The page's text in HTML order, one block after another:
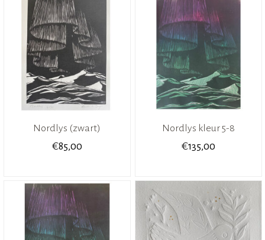
Nordlys (zwart)
€85,00
Nordlys kleur 5-8
€135,00